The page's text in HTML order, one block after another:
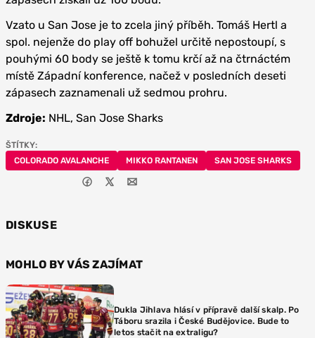
Vzato u San Jose je to zcela jiný příběh. Tomáš Hertl a
spol. nejenže do play off bohužel určitě nepostoupí, s
pouhými 60 body se ještě k tomu krčí až na čtrnáctém
místě Západní konference, načež v posledních deseti
zápasech zaznamenali už sedmou prohru.
Zdroje: NHL, San Jose Sharks
ŠTÍTKY:
COLORADO AVALANCHE
MIKKO RANTANEN SAN JOSE SHARKS
DISKUSE
MOHLO BY VÁS ZAJÍMAT
Dukla Jihlava hlásí v přípravě další skalp. Po
Táboru srazila i České Budějovice. Bude to
letos stačit na extraligu?